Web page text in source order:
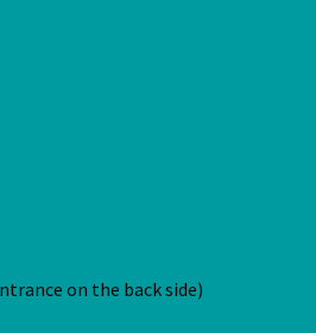
on the back side)